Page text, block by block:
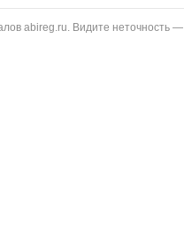
abireg.ru. Видите неточность —